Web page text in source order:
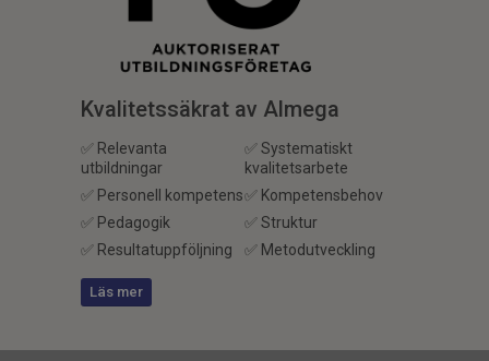
Kvalitetssäkrat av Almega
✅ Relevanta
utbildningar
✅ Personell kompetens
✅ Pedagogik
✅ Resultatuppföljning
✅ Systematiskt
kvalitetsarbete
✅ Kompetensbehov
✅ Struktur
✅ Metodutveckling
Läs mer